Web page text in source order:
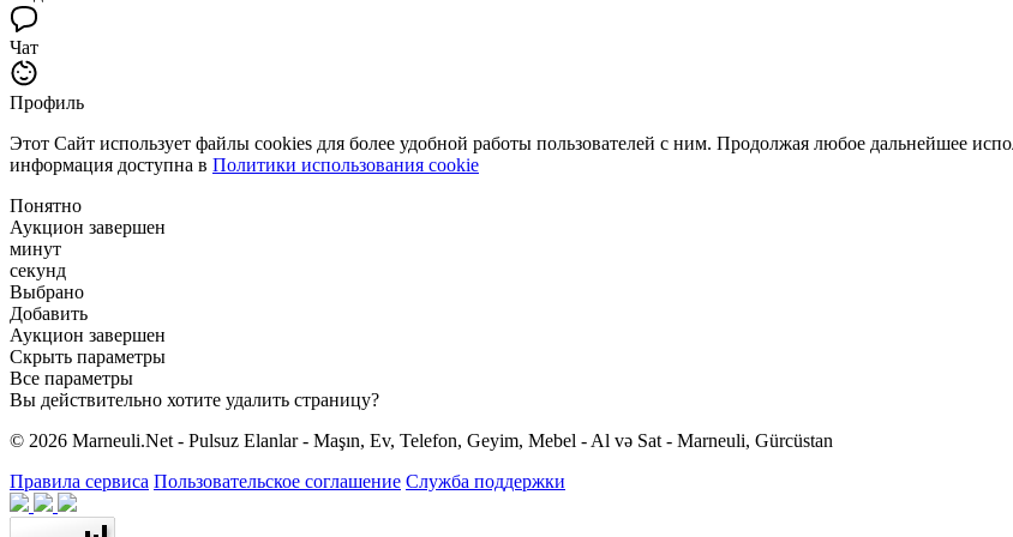
Чат
Профиль
Этот Сайт использует файлы cookies для более удобной работы пользователей с ним. Продолжая любое дальнейшее
информация доступна в Политики использования cookie
Понятно
Аукцион завершен
минут
секунд
Выбрано
Добавить
Аукцион завершен
Скрыть параметры
Все параметры
Вы действительно хотите удалить страницу?
© 2026 Marneuli.Net - Pulsuz Elanlar - Maşın, Ev, Telefon, Geyim, Mebel - Al və Sat - Marneuli, Gürcüstan
Правила сервиса Пользовательское соглашение Служба поддержки